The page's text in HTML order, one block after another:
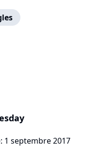
1 septembre 2017